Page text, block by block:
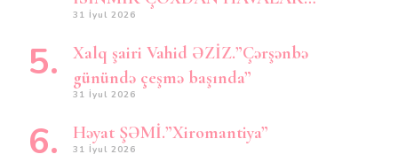
31 İyul 2026
Xalq şairi Vahid ƏZİZ.”Çərşənbə
günündə çeşmə başında”
31 İyul 2026
Həyat ŞƏMİ.”Xiromantiya”
31 İyul 2026